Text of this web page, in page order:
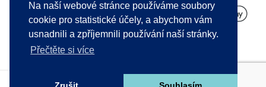
Na naší webové stránce používáme soubory
cookie pro statistické účely, a abychom vám
usnadnili a zpříjemnili používání naší stránky.
Přečtěte si více